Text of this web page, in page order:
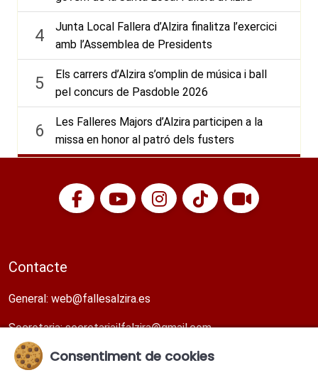
4
Junta Local Fallera d’Alzira finalitza l’exercici
amb l’Assemblea de Presidents
5
Els carrers d’Alzira s’omplin de música i ball
pel concurs de Pasdoble 2026
6
Les Falleres Majors d’Alzira participen a la
missa en honor al patró dels fusters
Contacte
General: web@fallesalzira.es​
Secretaria:secretariajlfalzira@gmail.com​
DireccióConsentiment de cookies